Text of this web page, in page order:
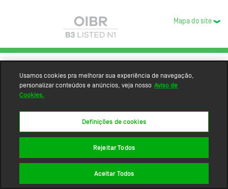
Mapa do site
Usamos cookies pra melhorar sua experiência de navegação,
personalizar conteúdos e anúncios, veja nosso Aviso de
Cookies.
Definições de cookies
Rejeitar Todos
Aceitar Todos